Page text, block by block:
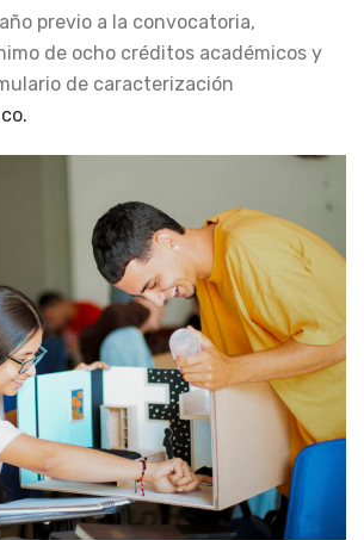
previo a la convocatoria,
de ocho créditos académicos y
de caracterización